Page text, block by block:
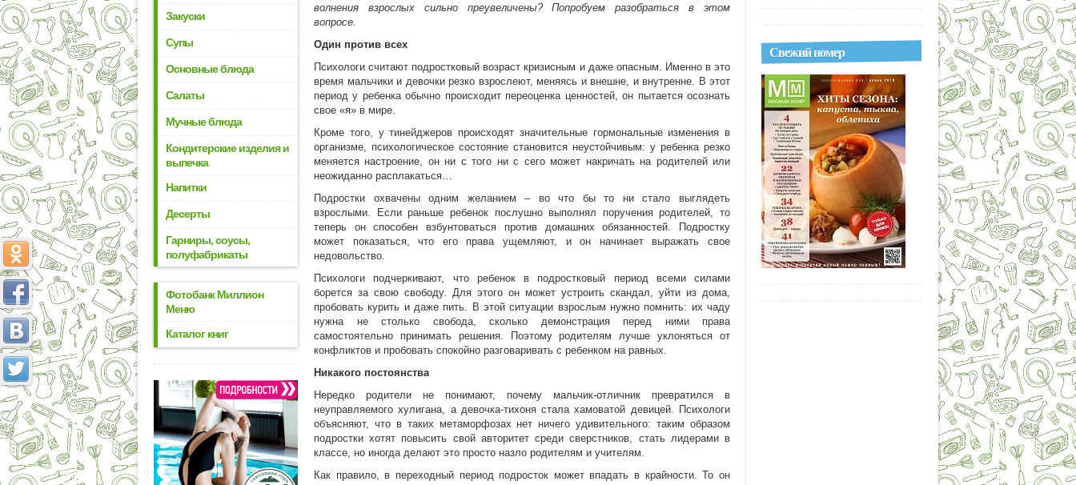
Закуски
Супы
Основные блюда
Салаты
Мучные блюда
Кондитерские изделия и
выпечка
Напитки
Десерты
Гарниры, соусы,
полуфабрикаты
Фотобанк Миллион
Меню
Каталог книг
волнения взрослых сильно преувеличены? Попробуем разобраться в этом
вопросе.
Один против всех
Психологи считают подростковый возраст кризисным и даже опасным. Именно в это
время мальчики и девочки резко взрослеют, меняясь и внешне, и внутренне. В этот
период у ребенка обычно происходит переоценка ценностей, он пытается осознать
свое «я» в мире.
Кроме того, у тинейджеров происходят значительные гормональные изменения в
организме, психологическое состояние становится неустойчивым: у ребенка резко
меняется настроение, он ни с того ни с сего может накричать на родителей или
неожиданно расплакаться…
Подростки охвачены одним желанием – во что бы то ни стало выглядеть
взрослыми. Если раньше ребенок послушно выполнял поручения родителей, то
теперь он способен взбунтоваться против домашних обязанностей. Подростку
может показаться, что его права ущемляют, и он начинает выражать свое
недовольство.
Психологи подчеркивают, что ребенок в подростковый период всеми силами
борется за свою свободу. Для этого он может устроить скандал, уйти из дома,
пробовать курить и даже пить. В этой ситуации взрослым нужно помнить: их чаду
нужна не столько свобода, сколько демонстрация перед ними права
самостоятельно принимать решения. Поэтому родителям лучше уклоняться от
конфликтов и пробовать спокойно разговаривать с ребенком на равных.
Никакого постоянства
Нередко родители не понимают, почему мальчик-отличник превратился в
неуправляемого хулигана, а девочка-тихоня стала хамоватой девицей. Психологи
объясняют, что в таких метаморфозах нет ничего удивительного: таким образом
подростки хотят повысить свой авторитет среди сверстников, стать лидерами в
классе, но иногда делают это просто назло родителям и учителям.
Как правило, в переходный период подросток может впадать в крайности. То он
Свежий номер